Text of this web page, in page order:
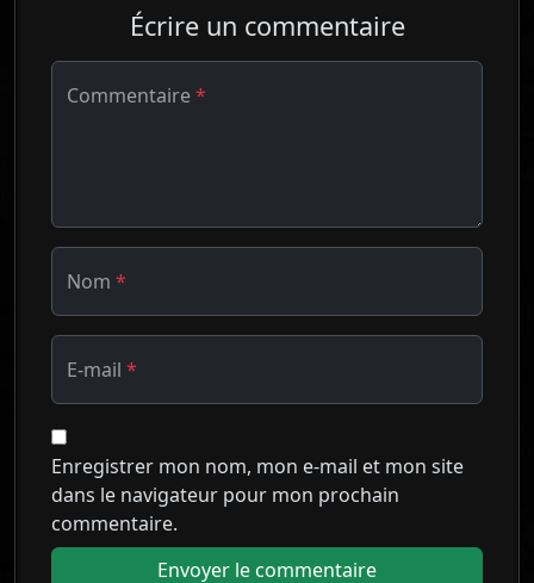
Écrire un commentaire
Commentaire*
Nom *
E-mail *
Enregistrer mon nom, mon e-mail et mon site
dans le navigateur pour mon prochain
commentaire.